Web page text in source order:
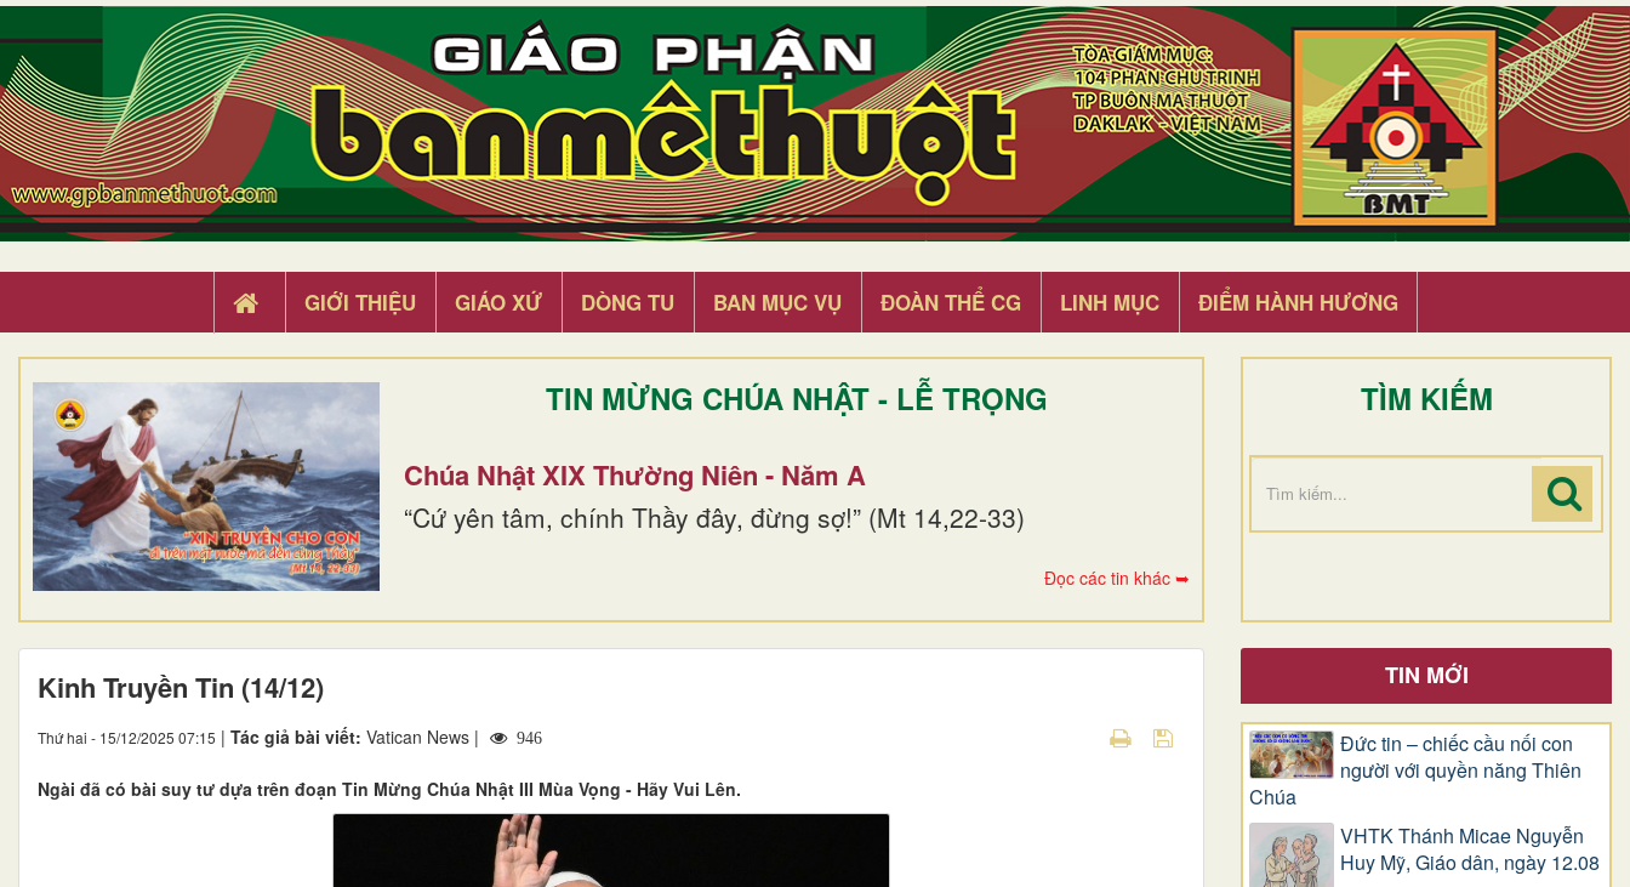
GIỚI THIỆU GIÁO XỨ DÒNG TU BAN MỤC VỤ ĐOÀN THỂ CG LINH MỤC ĐIỂM HÀNH HƯƠNG
TIN MỪNG CHÚA NHẬT - LỄ TRỌNG
Chúa Nhật XIX Thường Niên - Năm A
“Cứ yên tâm, chính Thầy đây, đừng sợ!” (Mt 14,22-33)
Đọc các tin khác ➥
TÌM KIẾM
Kinh Truyền Tin (14/12)
Thứ hai - 15/12/2025 07:15 | Tác giả bài viết: Vatican News | 946
Ngài đã có bài suy tư dựa trên đoạn Tin Mừng Chúa Nhật III Mùa Vọng - Hãy Vui Lên.
TIN MỚI
Đức tin – chiếc cầu nối con
người với quyền năng Thiên
Chúa
VHTK Thánh Micae Nguyễn
Huy Mỹ, Giáo dân, ngày 12.08